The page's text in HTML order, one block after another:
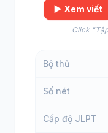
▶️ Xem viết
Click
Bộ thủ
Số nét
Cấp độ JLPT